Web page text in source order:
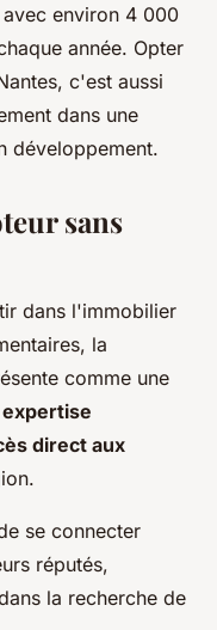
environ 4 000
année. Opter
c'est aussi
dans une
développement.
sans
dans l'immobilier
la
comme une
expertise
direct aux
se connecter
réputés,
la recherche de